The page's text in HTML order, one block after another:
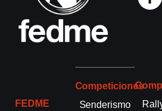
FEDME
Competiciones
Senderismo